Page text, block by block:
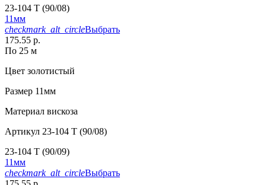
23-104 T (90/08)
11мм
checkmark_alt_circleВыбрать
175.55 р.
По 25 м
Цвет золотистый
Размер 11мм
Материал вискоза
Артикул 23-104 T (90/08)
23-104 T (90/09)
11мм
checkmark_alt_circleВыбрать